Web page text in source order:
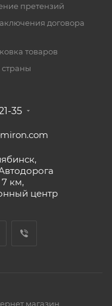
претензий
договора
товаров
страны
35
км,
центр
магазин